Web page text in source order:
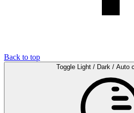
Back to top
Toggle Light / Dark / Auto